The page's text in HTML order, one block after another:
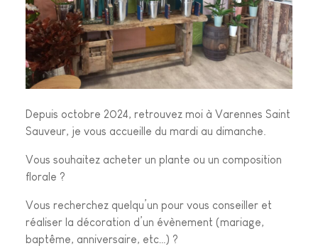
Depuis octobre 2024, retrouvez moi à Varennes Saint
Sauveur, je vous accueille du mardi au dimanche.
Vous souhaitez acheter un plante ou un composition
florale ?
Vous recherchez quelqu’un pour vous conseiller et
réaliser la décoration d’un évènement (mariage,
baptême, anniversaire, etc…) ?